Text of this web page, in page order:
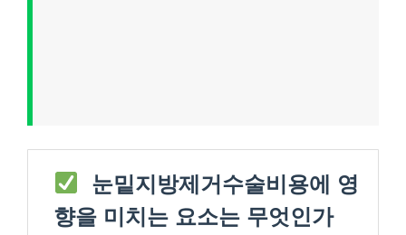
눈밑지방제거수술비용에 영
향을 미치는 요소는 무엇인가